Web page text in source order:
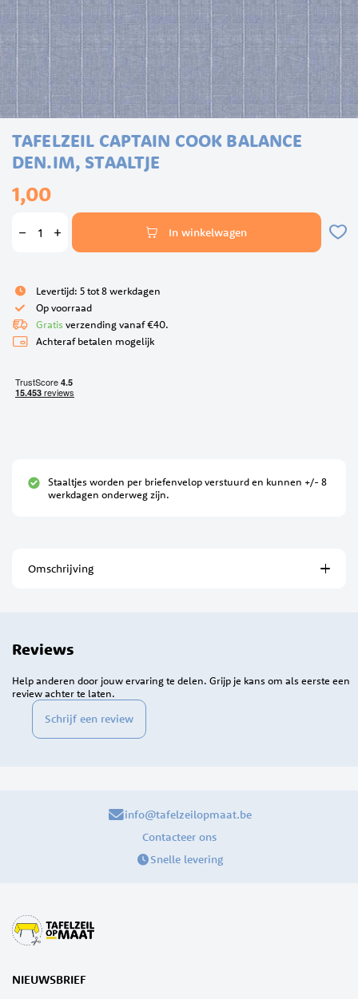
naar
het
begin
van
afbeeldingen-
gallerij
TAFELZEIL CAPTAIN COOK BALANCE
DEN.IM, STAALTJE
1,00
In winkelwagen
Levertijd: 5 tot 8 werkdagen
Op voorraad
Gratis verzending vanaf €40.
Achteraf betalen mogelijk
Staaltjes worden per briefenvelop verstuurd en kunnen +/- 8
werkdagen onderweg zijn.
Omschrijving
Reviews
Schrijf een review
Help anderen door jouw ervaring te delen. Grijp je kans om als eerste een
review achter te laten.
info@tafelzeilopmaat.be
Contacteer ons
Snelle levering
NIEUWSBRIEF